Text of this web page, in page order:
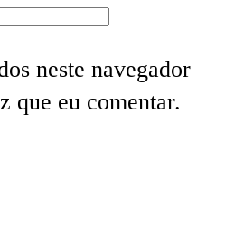
neste navegador
que eu comentar.